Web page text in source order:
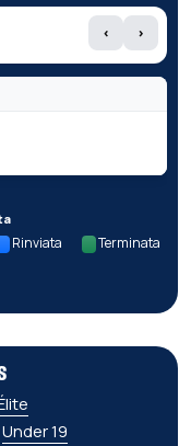
‹ ›
Rinviata Terminata
Under 19